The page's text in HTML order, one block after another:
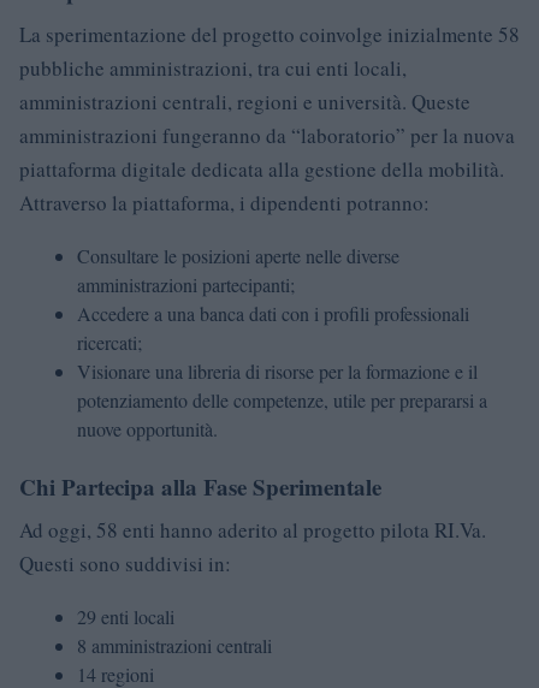
La sperimentazione del progetto coinvolge inizialmente 58
pubbliche amministrazioni, tra cui enti locali,
amministrazioni centrali, regioni e università. Queste
amministrazioni fungeranno da “laboratorio” per la nuova
piattaforma digitale dedicata alla gestione della mobilità.
Attraverso la piattaforma, i dipendenti potranno:
Consultare le posizioni aperte nelle diverse
amministrazioni partecipanti;
Accedere a una banca dati con i profili professionali
ricercati;
Visionare una libreria di risorse per la formazione e il
potenziamento delle competenze, utile per prepararsi a
nuove opportunità.
Chi Partecipa alla Fase Sperimentale
Ad oggi, 58 enti hanno aderito al progetto pilota RI.Va.
Questi sono suddivisi in:
29 enti locali
8 amministrazioni centrali
14 regioni